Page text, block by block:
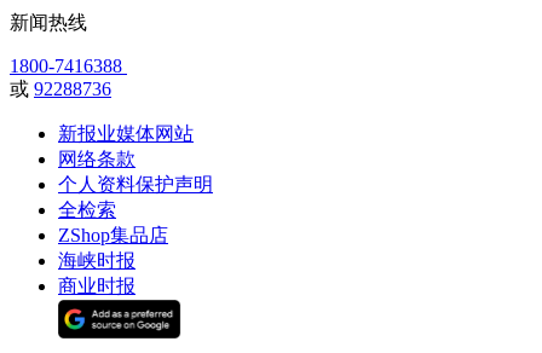
新闻热线
1800-7416388
或 92288736
新报业媒体网站
网络条款
个人资料保护声明
全检索
ZShop集品店
海峡时报
商业时报